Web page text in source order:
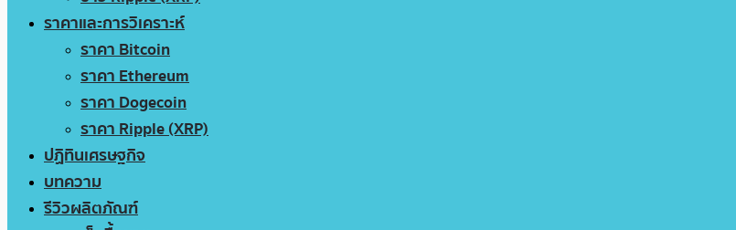
ราคาและการวิเคราะห์
ราคา Bitcoin
ราคา Ethereum
ราคา Dogecoin
ราคา Ripple (XRP)
ปฏิทินเศรษฐกิจ
บทความ
รีวิวผลิตภัณฑ์